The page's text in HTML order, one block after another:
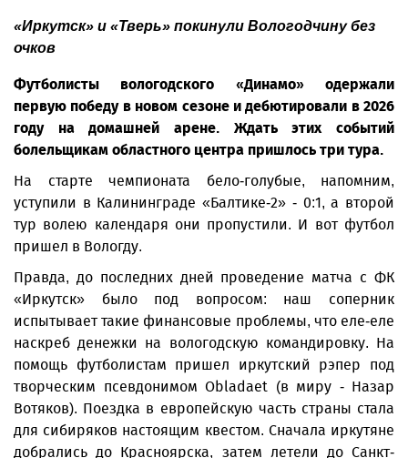
«Иркутск» и «Тверь» покинули Вологодчину без
очков
Футболисты вологодского «Динамо» одержали
первую победу в новом сезоне и дебютировали в 2026
году на домашней арене. Ждать этих событий
болельщикам областного центра пришлось три тура.
На старте чемпионата бело-голубые, напомним,
уступили в Калининграде «Балтике-2» - 0:1, а второй
тур волею календаря они пропустили. И вот футбол
пришел в Вологду.
Правда, до последних дней проведение матча с ФК
«Иркутск» было под вопросом: наш соперник
испытывает такие финансовые проблемы, что еле-еле
наскреб денежки на вологодскую командировку. На
помощь футболистам пришел иркутский рэпер под
творческим псевдонимом Obladaet (в миру - Назар
Вотяков). Поездка в европейскую часть страны стала
для сибиряков настоящим квестом. Сначала иркутяне
добрались до Красноярска, затем летели до Санкт-